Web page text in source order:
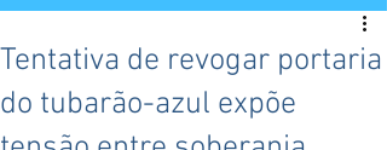
Tentativa de revogar portaria
do tubarão-azul expõe